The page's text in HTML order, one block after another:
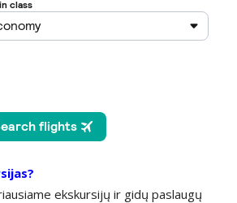
ekskursijų ir gidų paslaugų